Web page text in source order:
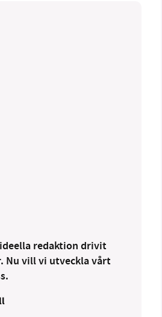
redaktion drivit
Nu vill vi utveckla vårt